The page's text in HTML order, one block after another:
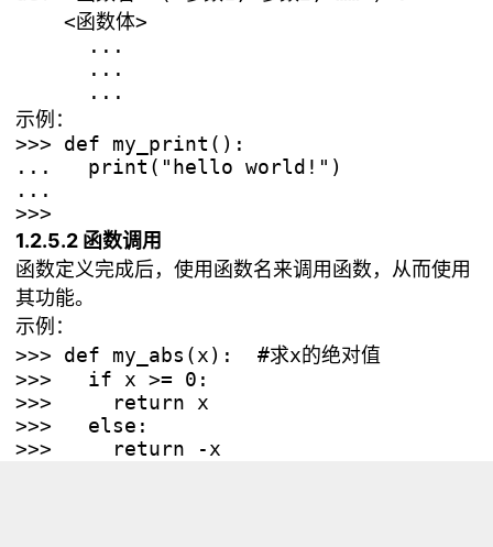
    <函数体>
      ...
      ...
示例：
>>> def my_print():
...   print("hello world!")
...
1.2.5.2 函数调用
函数定义完成后，使用函数名来调用函数，从而使用
其功能。
示例：
>>> def my_abs(x):  #求x的绝对值
>>>   if x >= 0:
>>>     return x
>>>   else:
>>>     return -x